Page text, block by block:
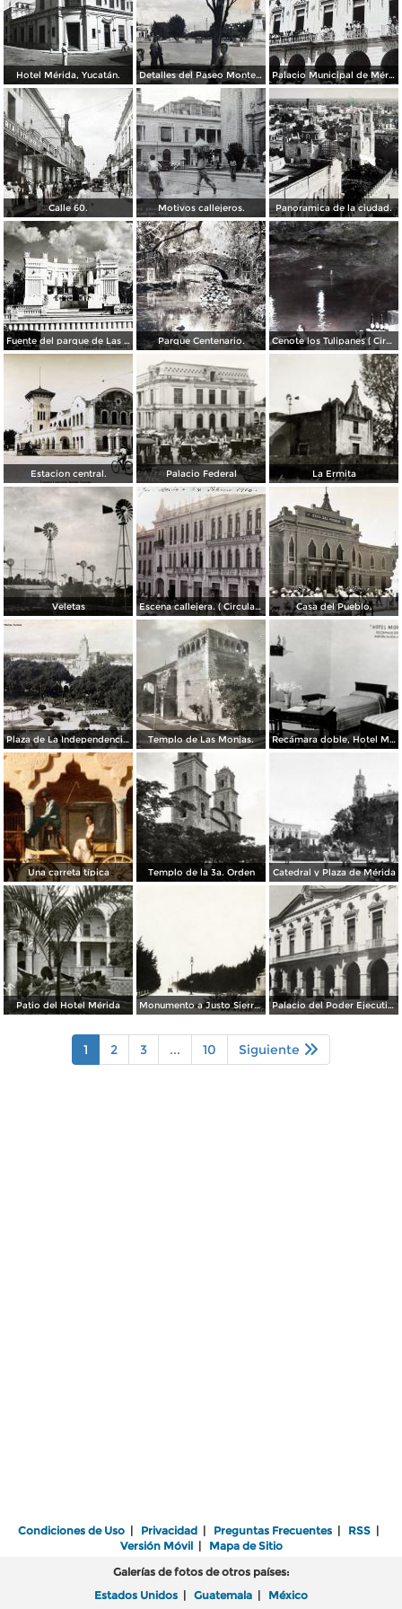
Hotel Mérida, Yucatán. Detalles del Paseo Montejo. Palacio Municipal de Mérida, Yucatán.
Calle 60. Motivos callejeros. Panoramica de la ciudad.
Fuente del parque de Las Americas. ( Circulada el 15 de Diciembre de 1938 ). Parque Centenario. Cenote los Tulipanes ( Circulada el 11 de Junio de 1966 ).
Estacion central. Palacio Federal La Ermita
Veletas Escena callejera. ( Circulada el 24 de Febrero de 1910 ). Casa del Pueblo.
Plaza de La Independencia Mérida, Yucatán. Templo de Las Monjas. Recámara doble, Hotel Montejo
Una carreta típica Templo de la 3a. Orden Catedral y Plaza de Mérida
Patio del Hotel Mérida Monumento a Justo Sierra y Paseo Montejo Palacio del Poder Ejecutivo
1 2 3 ... 10 Siguiente
Condiciones de Uso | Privacidad | Preguntas Frecuentes | RSS |
Versión Móvil| Mapa de Sitio
Galerías de fotos de otros países:
Estados Unidos | Guatemala | México